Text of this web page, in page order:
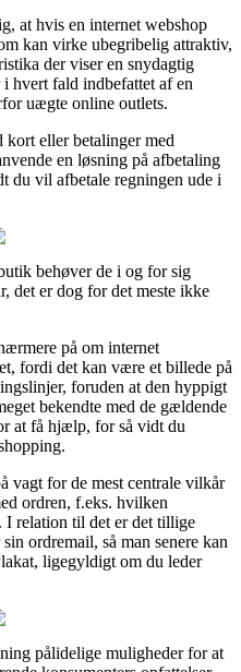
at hvis en internet webshop
kan virke ubegribelig attraktiv,
der viser en snydagtig
hvert fald indbefattet af en
uægte online outlets.
eller betalinger med
en løsning på afbetaling
du vil afbetale regningen ude i
behøver de i og for sig
det er dog for det meste ikke
på om internet
fordi det kan være et billede på
foruden at den hyppigt
bekendte med de gældende
at få hjælp, for så vidt du
vagt for de mest centrale vilkår
ordren, f.eks. hvilken
I relation til det er det tillige
ordremail, så man senere kan
ligegyldigt om du leder
pålidelige muligheder for at